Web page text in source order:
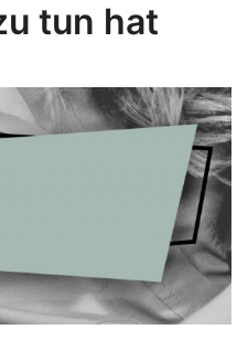
tun hat